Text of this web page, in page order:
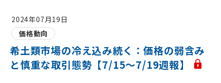
2024年07月19日
価格動向
希土類市場の冷え込み続く：価格の弱含み
と慎重な取引態勢【7/15～7/19週報】